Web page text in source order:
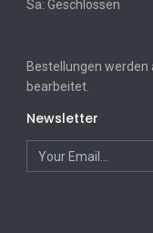
Sa: Geschlossen
Bestellungen werden
bearbeitet.
Newsletter